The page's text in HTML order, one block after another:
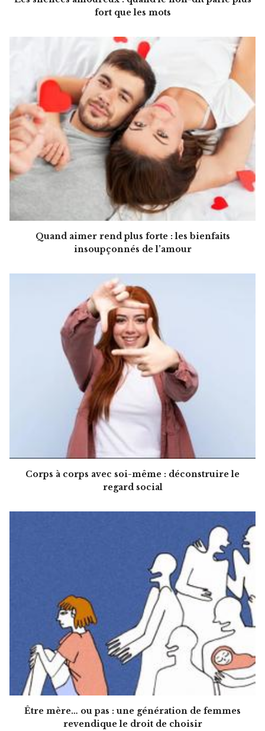
fort que les mots
Quand aimer rend plus forte : les bienfaits
insoupçonnés de l’amour
Corps à corps avec soi-même : déconstruire le
regard social
Être mère… ou pas : une génération de femmes
revendique le droit de choisir